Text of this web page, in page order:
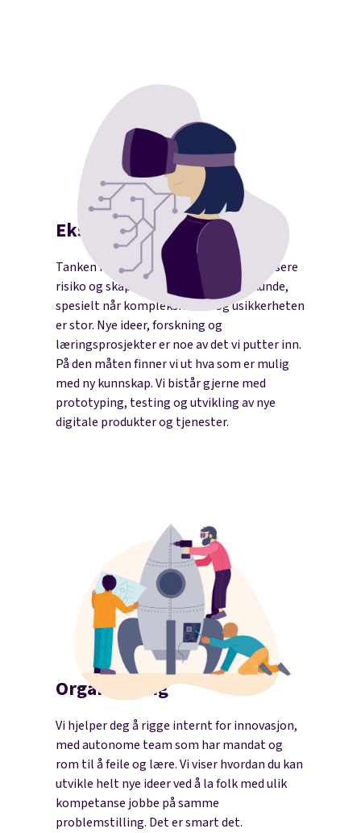
Eksperimentering
Tanken med eksperimentering er å redusere
risiko og skape ny verdi for deg som kunde,
spesielt når kompleksiteten og usikkerheten
er stor. Nye ideer, forskning og
læringsprosjekter er noe av det vi putter inn.
På den måten finner vi ut hva som er mulig
med ny kunnskap. Vi bistår gjerne med
prototyping, testing og utvikling av nye
digitale produkter og tjenester.
Organisering
Vi hjelper deg å rigge internt for innovasjon,
med autonome team som har mandat og
rom til å feile og lære. Vi viser hvordan du kan
utvikle helt nye ideer ved å la folk med ulik
kompetanse jobbe på samme
problemstilling. Det er smart det.